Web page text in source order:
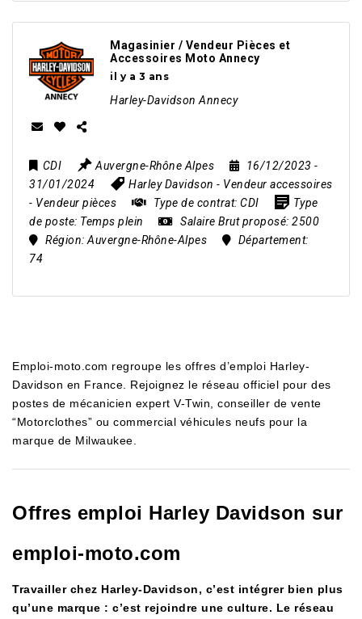
Magasinier / Vendeur Pièces et
Accessoires Moto Annecy
il y a 3 ans
Harley-Davidson Annecy
CDI Auvergne-Rhône Alpes 16/12/2023 -
31/01/2024
Harley Davidson - Vendeur accessoires
- Vendeur pièces Type de contrat: CDI
Type
de poste: Temps plein Salaire Brut proposé: 2500
Région: Auvergne-Rhône-Alpes
Département:
74
Emploi-moto.com regroupe les offres d’emploi Harley-
Davidson en France. Rejoignez le réseau officiel pour des
postes de mécanicien expert V-Twin, conseiller de vente
“Motorclothes” ou commercial véhicules neufs pour la
marque de Milwaukee.
Offres emploi Harley Davidson sur
emploi-moto.com
Travailler chez Harley-Davidson, c’est intégrer bien plus
qu’une marque : c’est rejoindre une culture. Le réseau